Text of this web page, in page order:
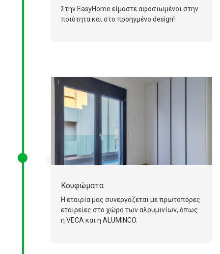
Στην EasyHome είμαστε αφοσιωμένοι στην
ποιότητα και στο προηγμένο design!
Κουφώματα
Η εταιρία μας συνεργάζεται με πρωτοπόρες
εταιρείες στο χώρο των αλουμινίων, όπως
η VECA και η ALUMINCO.